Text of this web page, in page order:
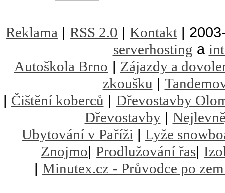
Reklama | RSS 2.0 | Kontakt |
serverhosting a
Autoškola Brno | Zájazdy a
zkoušku |
| Čištění koberců | Dřevostavby
Dřevostavby|
Ubytování v Paříži | Lyže
Znojmo| Prodlužování řas|
| Minutex.cz - Průvodce po